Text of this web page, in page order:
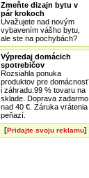
Zmeňte dizajn bytu v
pár krokoch
Uvažujete nad novým
vybavením vášho bytu,
ale ste na pochybách?
Výpredaj domácich
spotrebičov
Rozsiahla ponuka
produktov pre domácnosť
i záhradu.99 % tovaru na
sklade. Doprava zadarmo
nad 40 €. Záruka vrátenia
peňazí.
[Pridajte svoju reklamu]